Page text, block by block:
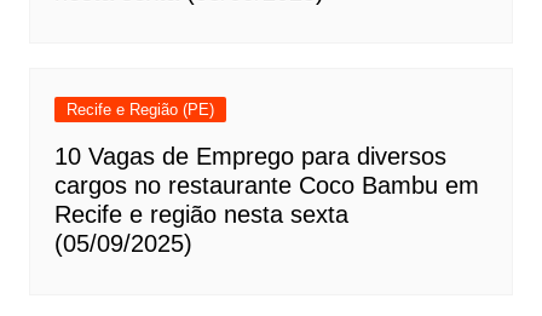
Recife e Região (PE)
10 Vagas de Emprego para diversos
cargos no restaurante Coco Bambu em
Recife e região nesta sexta
(05/09/2025)